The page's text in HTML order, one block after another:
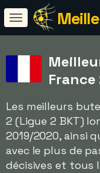
France
Les meilleurs
2 (Ligue 2 BKT)
2019/2020, ainsi
avec le plus de
décisives et tous